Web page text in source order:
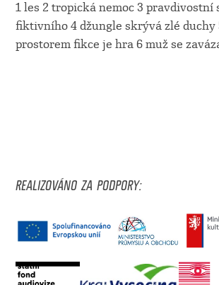
1 les 2 tropická nemoc 3 pravdivostní
fiktivního 4 džungle skrývá zlé duchy
prostorem fikce je hra 6 muž se
REALIZOVÁNO ZA PODPORY: